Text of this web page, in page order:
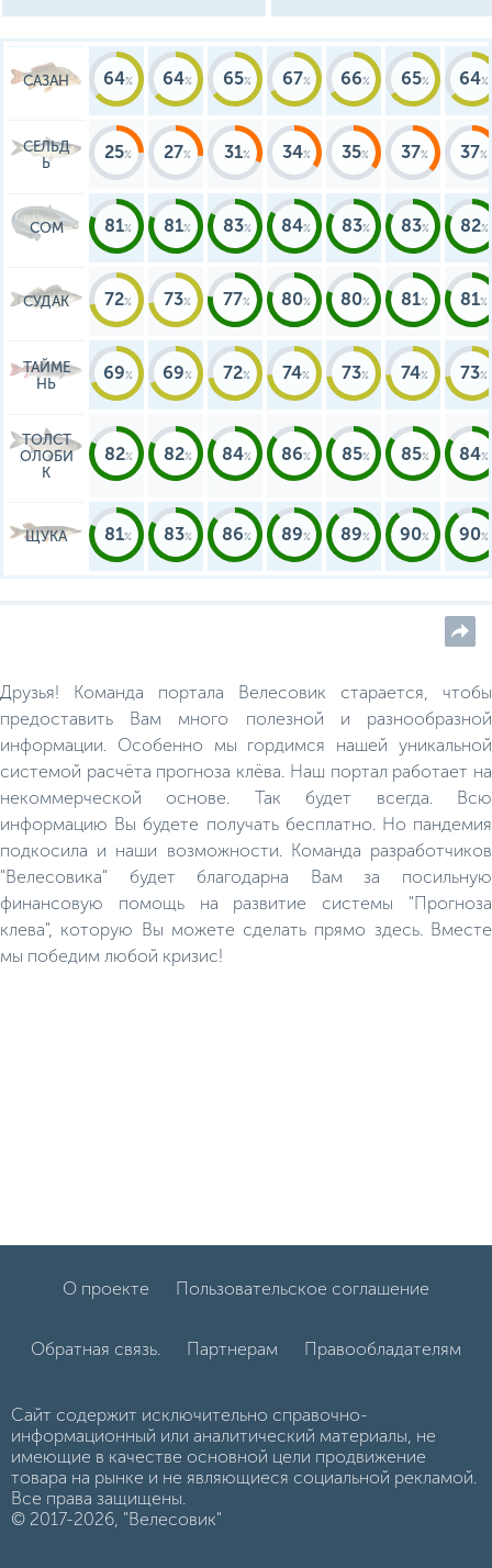
САЗАН 64 64 65 67 66 65 64
СЕЛЬД
Ь
25 27 31 34 35 37 37
СОМ 81 81 83 84 83 83 82
СУДАК 72 73 77 80 80 81 81
ТАЙМЕ
НЬ
69 69 72 74 73 74 73
ТОЛСТ
ОЛОБИ
К
82 82 84 86 85 85 84
ЩУКА 81 83 86 89 89 90 90
Друзья! Команда портала Велесовик старается, чтобы
предоставить Вам много полезной и разнообразной
информации. Особенно мы гордимся нашей уникальной
системой расчёта прогноза клёва. Наш портал работает на
некоммерческой основе. Так будет всегда. Всю
информацию Вы будете получать бесплатно. Но пандемия
подкосила и наши возможности. Команда разработчиков
"Велесовика" будет благодарна Вам за посильную
финансовую помощь на развитие системы "Прогноза
клева", которую Вы можете сделать прямо здесь. Вместе
мы победим любой кризис!
О проекте Пользовательское соглашение
Обратная связь. Партнерам Правообладателям
Сайт содержит исключительно справочно-
информационный или аналитический материалы, не
имеющие в качестве основной цели продвижение
товара на рынке и не являющиеся социальной рекламой.
Все права защищены.
© 2017-2026, "Велесовик"